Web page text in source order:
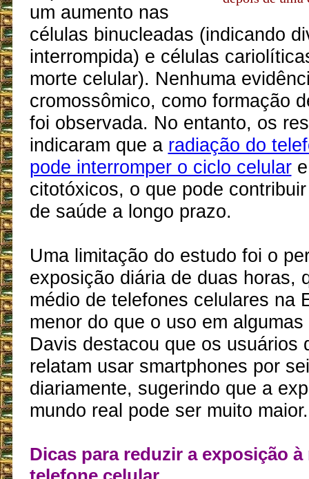
um aumento nas
células binucleadas (indicando
interrompida) e células
morte celular). Nenhuma
cromossômico, como formação
foi observada. No entanto, os
indicaram que a radiação do
pode interromper o ciclo celulare
citotóxicos, o que pode
de saúde a longo prazo.
Uma limitação do estudo foi o
exposição diária de duas horas,
médio de telefones celulares na
menor do que o uso em
Davis destacou que os usuários
relatam usar smartphones por
diariamente, sugerindo que a
mundo real pode ser muito maior.
Dicas para reduzir a exposição